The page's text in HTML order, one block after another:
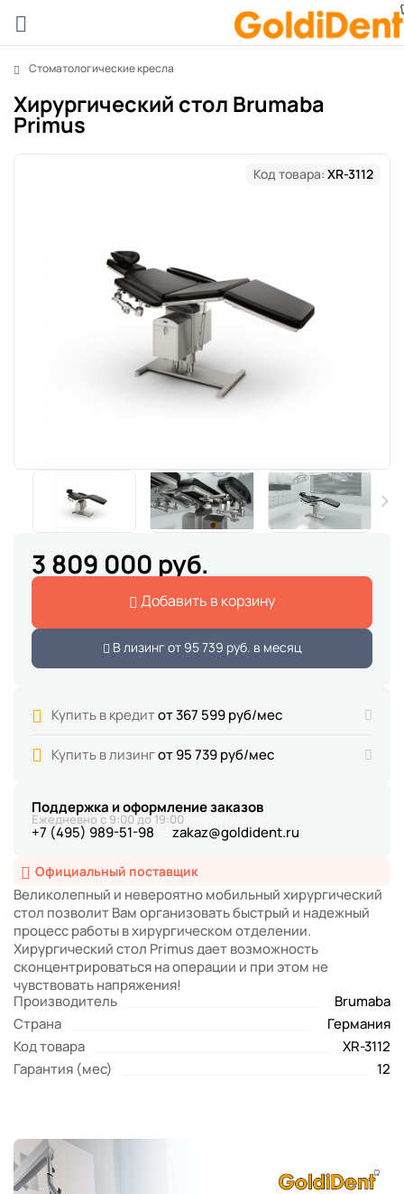
Стоматологические кресла
Хирургический стол Brumaba
Primus
Код товара: XR-3112
Официальный поставщик
Великолепный и невероятно мобильный хирургический
стол позволит Вам организовать быстрый и надежный
процесс работы в хирургическом отделении.
Хирургический стол Primus дает возможность
сконцентрироваться на операции и при этом не
чувствовать напряжения!
Производитель
Brumaba
Страна
Германия
Код товара
XR-3112
Гарантия (мес)
12
3 809 000 руб.
Добавить в корзину
В лизинг от 95 739 руб. в месяц
Купить в кредитот 367 599 руб/мес
Купить в лизингот 95 739 руб/мес
Поддержка и оформление заказов
Ежедневно с 9:00 до 19:00
+7 (495) 989-51-98 zakaz@goldident.ru